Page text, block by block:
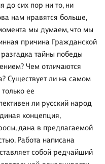
до сих пор ни то, ни
нам нравятся больше,
мы думаем, что мы
причина Гражданской
тайны победы
Чем отличаются
Существует ли на самом
ее
ли русский народ
концепция,
дана в предлагаемой
Работа написана
собой редчайший